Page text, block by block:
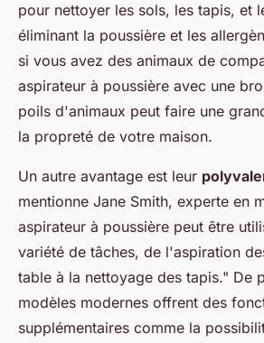
pour nettoyer les sols, les tapis, et
éliminant la poussière et les
si vous avez des animaux de
aspirateur à poussière avec une
poils d'animaux peut faire une
la propreté de votre maison.
Un autre avantage est leur
mentionne Jane Smith, experte en
aspirateur à poussière peut être
variété de tâches, de l'aspiration
table à la nettoyage des tapis." De
modèles modernes offrent des
supplémentaires comme la